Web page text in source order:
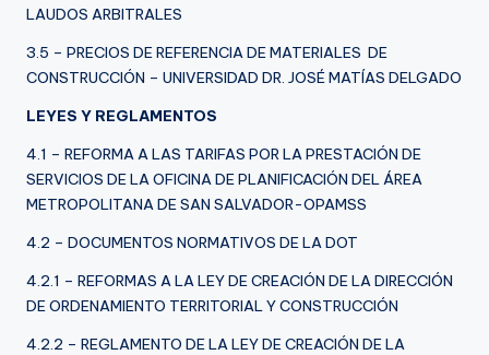
LAUDOS ARBITRALES
3.5 – PRECIOS DE REFERENCIA DE MATERIALES DE
CONSTRUCCIÓN – UNIVERSIDAD DR. JOSÉ MATÍAS DELGADO
LEYES Y REGLAMENTOS
4.1 – REFORMA A LAS TARIFAS POR LA PRESTACIÓN DE
SERVICIOS DE LA OFICINA DE PLANIFICACIÓN DEL ÁREA
METROPOLITANA DE SAN SALVADOR-OPAMSS
4.2 – DOCUMENTOS NORMATIVOS DE LA DOT
4.2.1 – REFORMAS A LA LEY DE CREACIÓN DE LA DIRECCIÓN
DE ORDENAMIENTO TERRITORIAL Y CONSTRUCCIÓN
4.2.2 – REGLAMENTO DE LA LEY DE CREACIÓN DE LA